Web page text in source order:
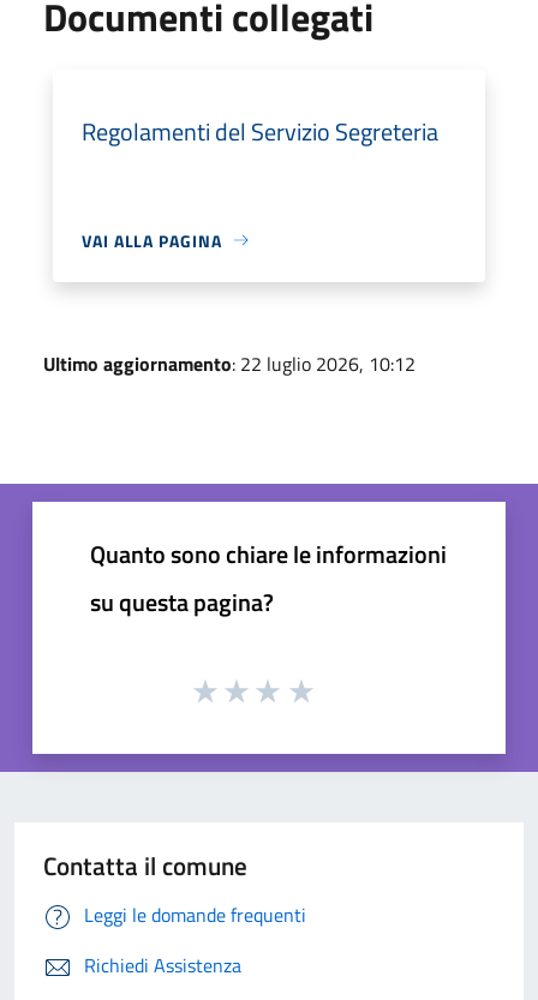
Documenti collegati
Regolamenti del Servizio Segreteria
VAI ALLA PAGINA
Ultimo aggiornamento: 22 luglio 2026, 10:12
Quanto sono chiare le informazioni
su questa pagina?
Contatta il comune
Leggi le domande frequenti
Richiedi Assistenza